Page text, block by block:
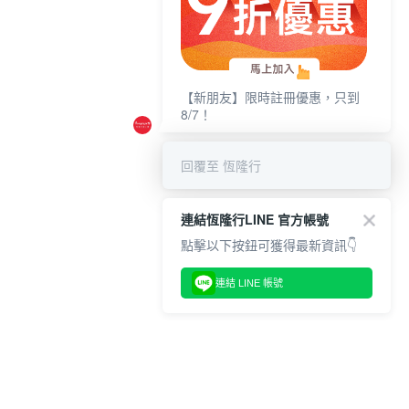
【新朋友】限時註冊優惠，只到
8/7！
回覆至 恆隆行
連結恆隆行LINE 官方帳號
點擊以下按鈕可獲得最新資訊👇
連結 LINE 帳號